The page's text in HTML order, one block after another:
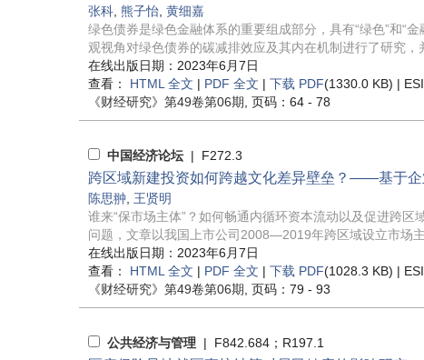
张科, 熊子怡, 黄细嘉
绿色债券是绿色金融体系的重要组成部分，具有“绿色”和“
观视角对绿色债券的碳减排效应及其内在机制进行了研究，
在线出版日期：2023年6月7日
查看： HTML 全文 | PDF 全文 | 下载 PDF(1330.0 KB) | ESI
《财经研究》 第49卷第06期, 页码：64 - 78
中国经济论坛 | F272.3
跨区域新建投资如何跨越文化差异壁垒？——基于企
陈思翀, 王贤明
谁来“保市场主体”？如何畅通内循环资本流动以及促进跨
问题，文章以我国上市公司2008—2019年跨区域设立市场
在线出版日期：2023年6月7日
查看： HTML 全文 | PDF 全文 | 下载 PDF(1028.3 KB) | ESI
《财经研究》 第49卷第06期, 页码：79 - 93
公共经济与管理 | F842.684；R197.1